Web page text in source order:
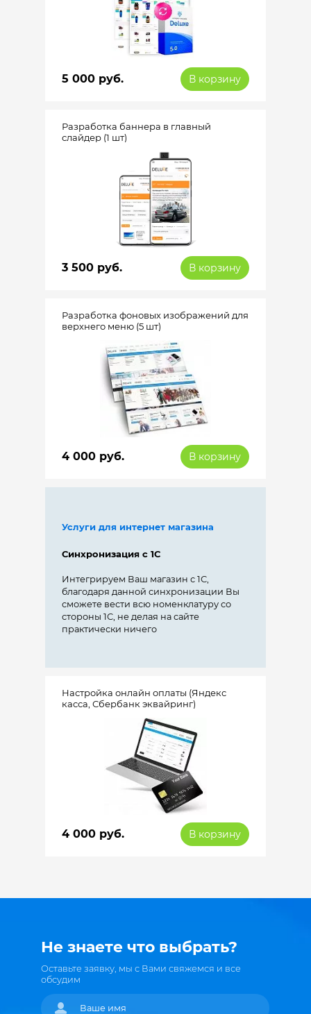
5 000 руб. В корзину
Разработка баннера в главный
слайдер (1 шт)
3 500 руб. В корзину
Разработка фоновых изображений для
верхнего меню (5 шт)
4 000 руб. В корзину
Услуги для интернет магазина
Синхронизация с 1С
Интегрируем Ваш магазин с 1С,
благодаря данной синхронизации Вы
сможете вести всю номенклатуру со
стороны 1С, не делая на сайте
практически ничего
Настройка онлайн оплаты (Яндекс
касса, Сбербанк эквайринг)
4 000 руб. В корзину
Не знаете что выбрать?
Оставьте заявку, мы с Вами свяжемся и все
обсудим